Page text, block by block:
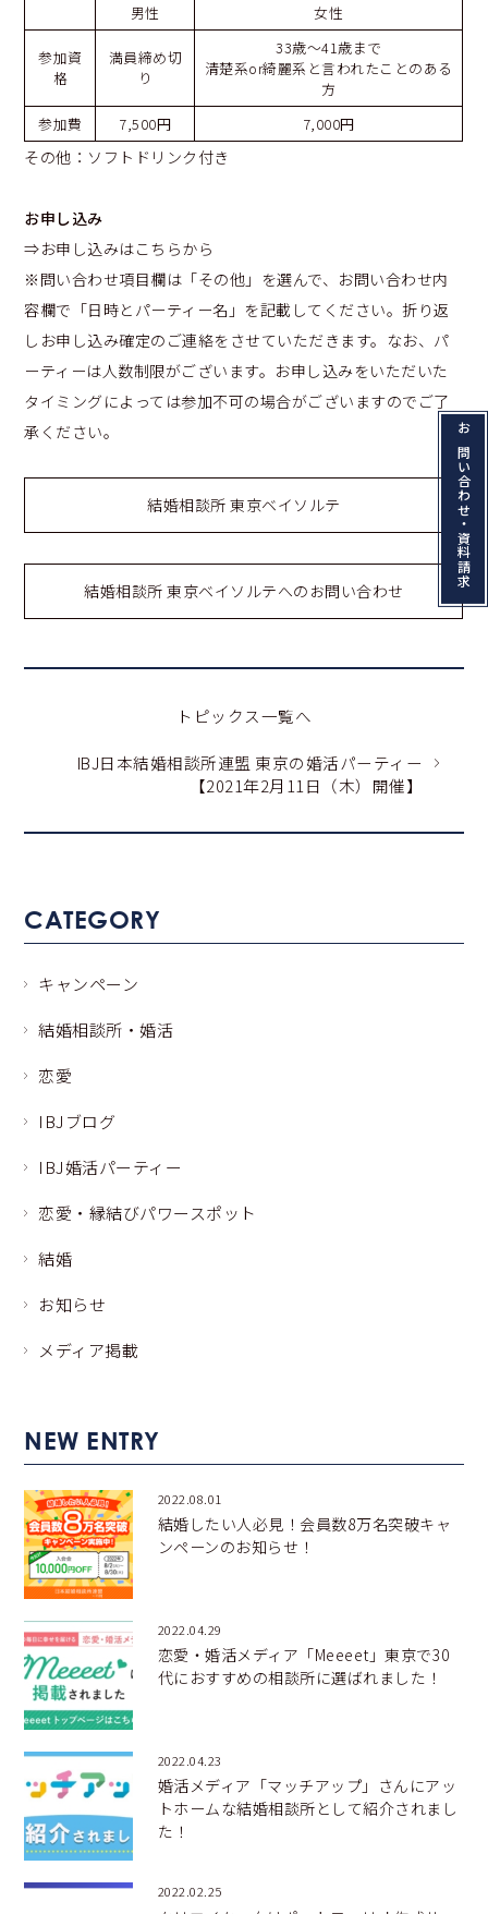
お問い合わせ・資料請求
男性 女性
参加資
格
満員締め切
り
33歳～41歳まで
清楚系or綺麗系と言われたことのある
方
参加費
7,500円 7,000円
その他：ソフトドリンク付き
お申し込み
⇒お申し込みはこちらから
※問い合わせ項目欄は「その他」を選んで、お問い合わせ内
容欄で「日時とパーティー名」を記載してください。折り返
しお申し込み確定のご連絡をさせていただきます。なお、パ
ーティーは人数制限がございます。お申し込みをいただいた
タイミングによっては参加不可の場合がございますのでご了
承ください。
結婚相談所 東京ベイソルテ
結婚相談所 東京ベイソルテへのお問い合わせ
トピックス一覧へ
IBJ日本結婚相談所連盟 東京の婚活パーティー
【2021年2月11日（木）開催】
CATEGORY
キャンペーン
結婚相談所・婚活
恋愛
IBJブログ
IBJ婚活パーティー
恋愛・縁結びパワースポット
結婚
お知らせ
メディア掲載
NEW ENTRY
2022.08.01
結婚したい人必見！会員数8万名突破キャ
ンペーンのお知らせ！
2022.04.29
恋愛・婚活メディア「Meeeet」東京で30
代におすすめの相談所に選ばれました！
2022.04.23
婚活メディア「マッチアップ」さんにアッ
トホームな結婚相談所として紹介されまし
た！
2022.02.25